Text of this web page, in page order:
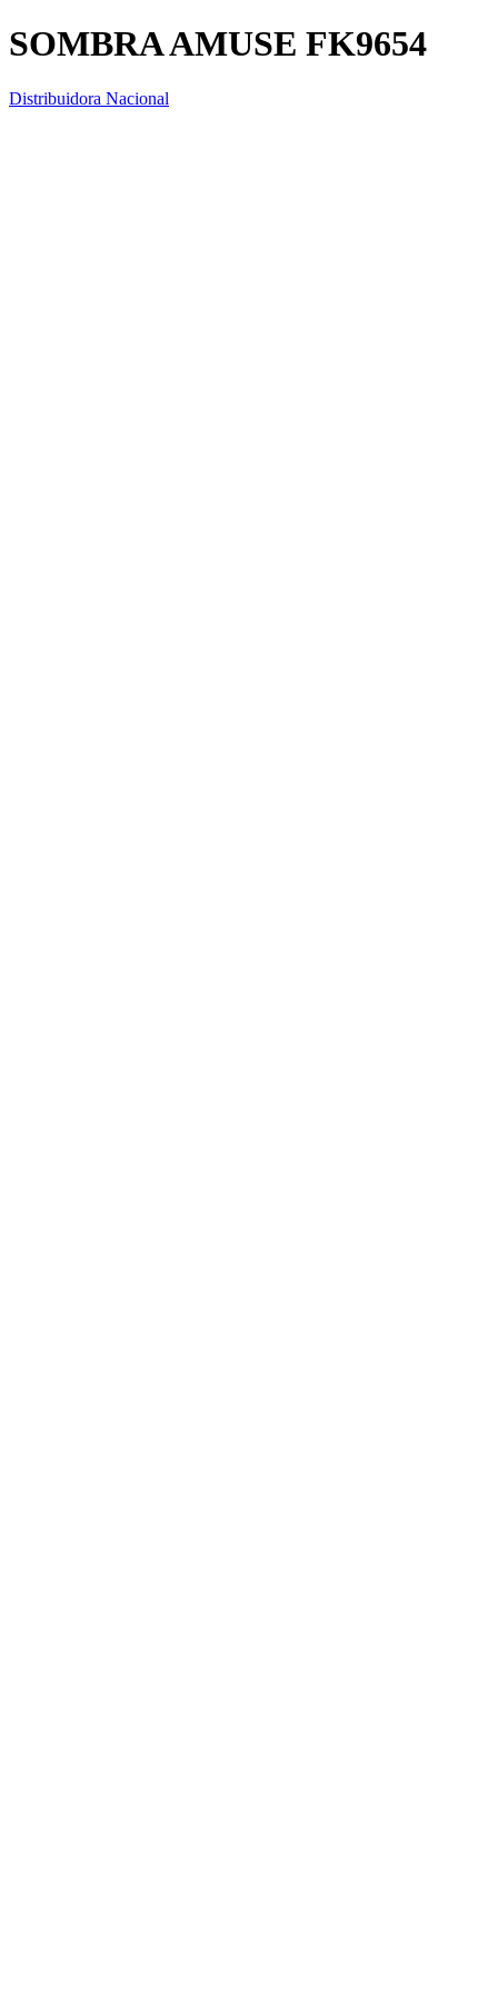
SOMBRA AMUSE FK9654
Distribuidora Nacional